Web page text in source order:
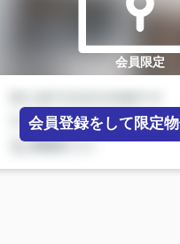
会員限定
会員登録をして限定